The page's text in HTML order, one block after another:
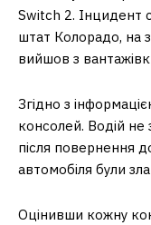
Switch 2. Інцидент
штат Колорадо, на
вийшов з
Згідно з
консолей. Водій не
після повернення
автомобіля були
Оцінивши кожну